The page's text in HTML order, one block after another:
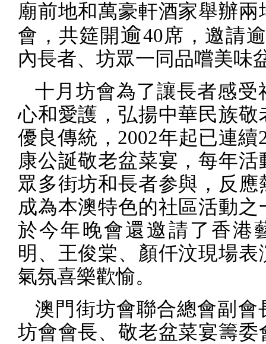
廟前地和萬豪軒酒家舉辦兩
會，共筵開逾40席， 邀請
內長者、坊眾一同品嚐美味
十月坊會為了讓長者感受
心和愛護，弘揚中華民族敬
優良傳統， 2002年起已連續
康公誕敬老盆菜宴，每年活
眾多街坊和長者参與，反應
成為本澳特色的社區活動之
於今年晚會還邀請了香港
明、王俊棠、顏仟汶現場表
氣氛喜樂歡愉。
澳門街坊會聯合總會副會
坊會會長、敬老盆菜宴籌委